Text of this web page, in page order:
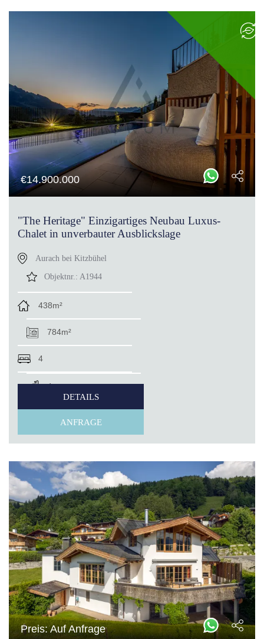
€14.900.000
"The Heritage" Einzigartiges Neubau Luxus-
Chalet in unverbauter Ausblickslage
Aurach bei Kitzbühel
Objektnr.: A1944
438m²
784m²
4
4
DETAILS
ANFRAGE
Preis: Auf Anfrage